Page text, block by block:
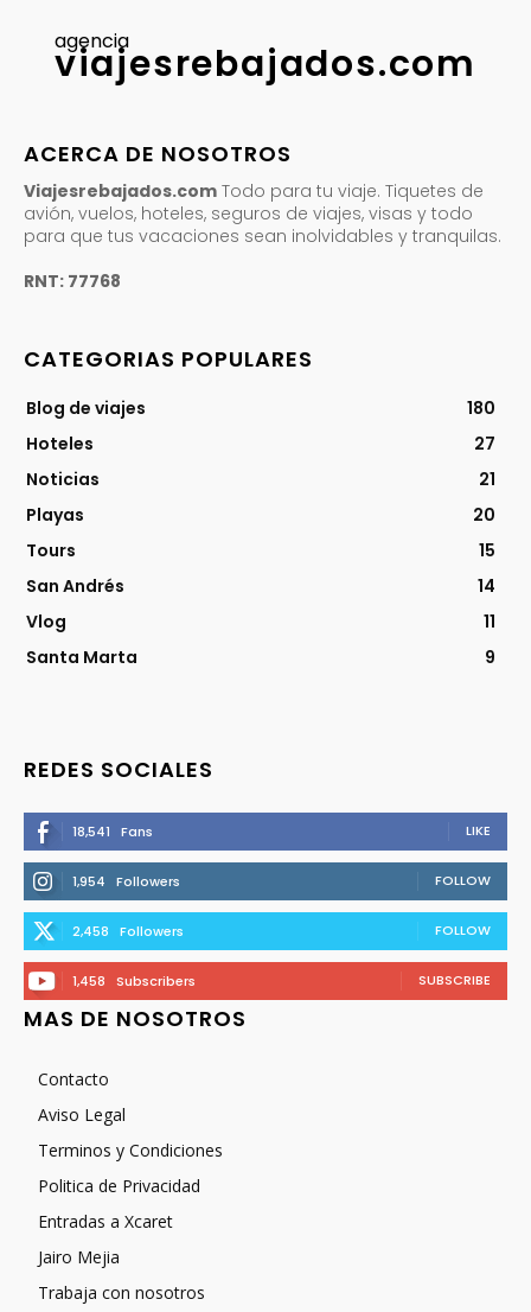
agencia
viajesrebajados.com
ACERCA DE NOSOTROS
Viajesrebajados.com Todo para tu viaje. Tiquetes de
avión, vuelos, hoteles, seguros de viajes, visas y todo
para que tus vacaciones sean inolvidables y tranquilas.
RNT: 77768
CATEGORIAS POPULARES
Blog de viajes
180
Hoteles
27
Noticias
21
Playas
20
Tours
15
San Andrés
14
Vlog
11
Santa Marta
9
REDES SOCIALES
18,541 Fans LIKE
1,954 Followers FOLLOW
2,458 Followers FOLLOW
1,458 Subscribers SUBSCRIBE
MAS DE NOSOTROS
Contacto
Aviso Legal
Terminos y Condiciones
Politica de Privacidad
Entradas a Xcaret
Jairo Mejia
Trabaja con nosotros